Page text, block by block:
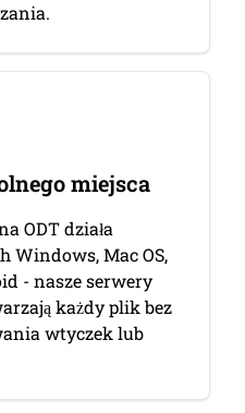
miejsca
ODT działa
Windows, Mac OS,
- nasze serwery
każdy plik bez
wtyczek lub